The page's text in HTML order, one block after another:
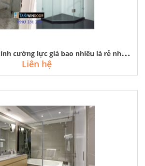
L
àm phòng tắm kính cường lực giá bao nhiêu là rẻ nhất tại hà nội, hcm
Liên hệ